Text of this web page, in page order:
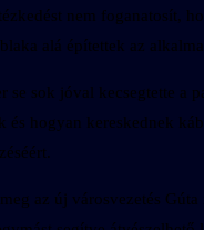
nem foganatosít,
alá építettek az
se sok jóval kecsegtette
és hogyan kereskednek
az új városvezetés